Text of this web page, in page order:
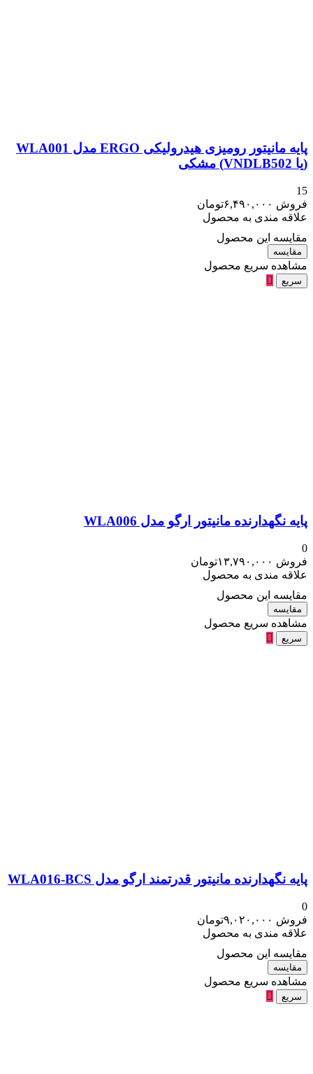
پایه مانیتور رومیزی هیدرولیکی ERGO مدل WLA001
(یا VNDLB502) مشکی
15
فروش ۶,۴۹۰,۰۰۰تومان
علاقه مندی به محصول
مقایسه این محصول
مقایسه
مشاهده سریع محصول
سریع
پایه نگهدارنده مانیتور ارگو مدل WLA006
0
فروش ۱۳,۷۹۰,۰۰۰تومان
علاقه مندی به محصول
مقایسه این محصول
مقایسه
مشاهده سریع محصول
سریع
پایه نگهدارنده مانیتور قدرتمند ارگو مدل WLA016-BCS
0
فروش ۹,۰۲۰,۰۰۰تومان
علاقه مندی به محصول
مقایسه این محصول
مقایسه
مشاهده سریع محصول
سریع